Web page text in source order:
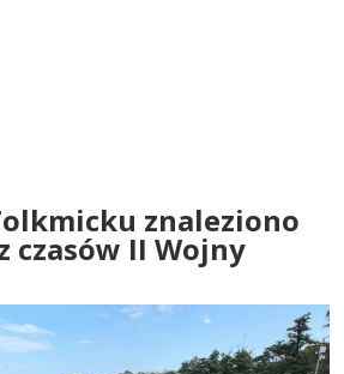
znaleziono
czasów II Wojny